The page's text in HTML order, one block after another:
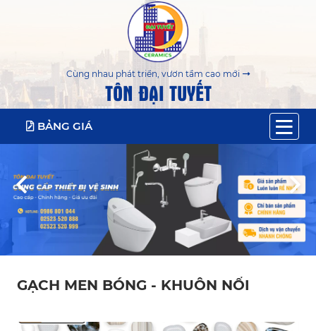
Cùng nhau phát triển, vươn tầm cao mới
TÔN ĐẠI TUYẾT
BẢNG GIÁ
GẠCH MEN BÓNG - KHUÔN NỔI